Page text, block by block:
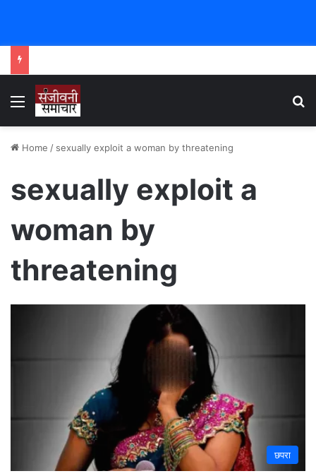
Menu
Home / sexually exploit a woman by threatening
sexually exploit a
woman by
threatening
छपरा